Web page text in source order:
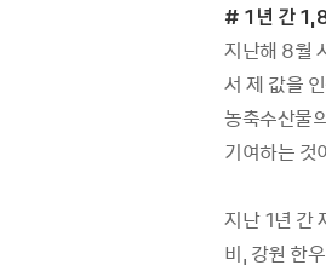
# 1년 간
지난해 8월
서 제 값을
농축수산물
기여하는 것
지난 1년 간
비, 강원 한